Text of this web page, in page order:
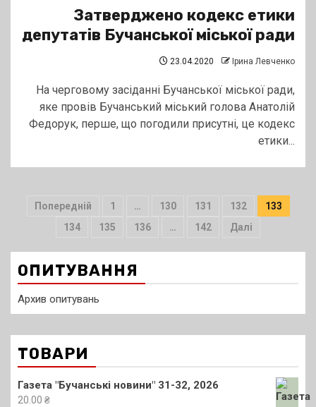
Затверджено кодекс етики
депутатів Бучанської міської ради
23.04.2020 Ірина Левченко
На черговому засіданні Бучанської міської ради,
яке провів Бучанський міський голова Анатолій
Федорук, перше, що погодили присутні, це кодекс
етики...
Пагінація
записів
Попередній 1 … 130 131 132
133
134
135 136 … 142 Далі
ОПИТУВАННЯ
Архив опитувань
ТОВАРИ
Газета "Бучанські новини" 31-32, 2026
20.00 ₴